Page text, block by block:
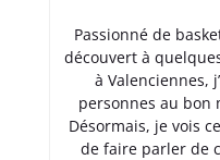
Passionné de
découvert à
à Valenciennes,
personnes au bon
Désormais, je vois
de faire parler de